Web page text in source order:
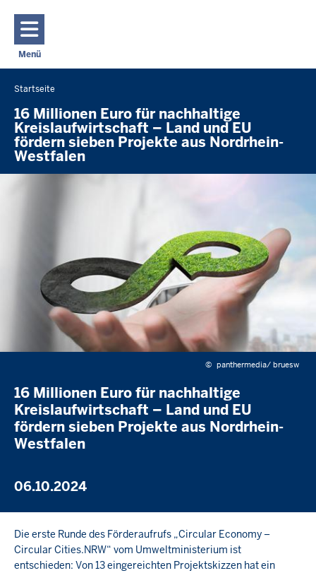
Menü
Navigation aktivieren/deaktivieren: Hauptmenü
Sie
befinden
sich
hier
Startseite
16 Millionen Euro für nachhaltige
Kreislaufwirtschaft – Land und EU
fördern sieben Projekte aus Nordrhein-
Westfalen
© panthermedia/ bruesw
16 Millionen Euro für nachhaltige
Kreislaufwirtschaft – Land und EU
fördern sieben Projekte aus Nordrhein-
Westfalen
06.10.2024
Die erste Runde des Förderaufrufs „Circular Economy –
Circular Cities.NRW“ vom Umweltministerium ist
entschieden: Von 13 eingereichten Projektskizzen hat ein